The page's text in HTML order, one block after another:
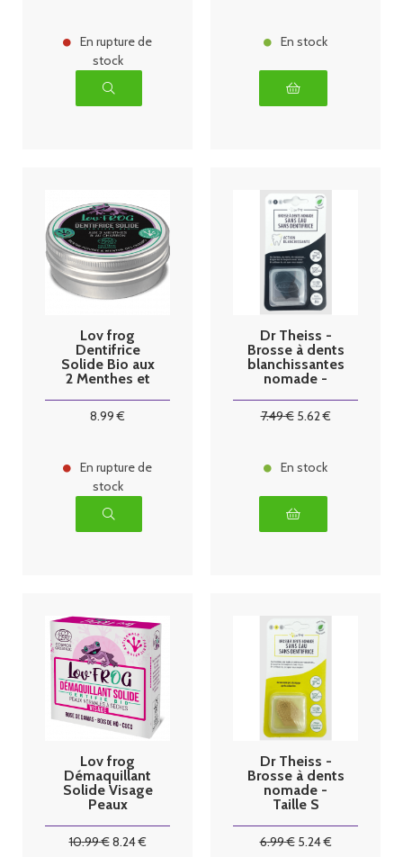
En rupture de
stock
En stock
Lov frog
Dentifrice
Solide Bio aux
2 Menthes et
8.99 €
En rupture de
stock
Dr Theiss -
Brosse à dents
blanchissantes
nomade -
7.49€ 5.62€
En stock
Lov frog
Démaquillant
Solide Visage
Peaux
50g
10.99€8.24€
Dr Theiss -
Brosse à dents
nomade -
Taille S
6.99€ 5.24€